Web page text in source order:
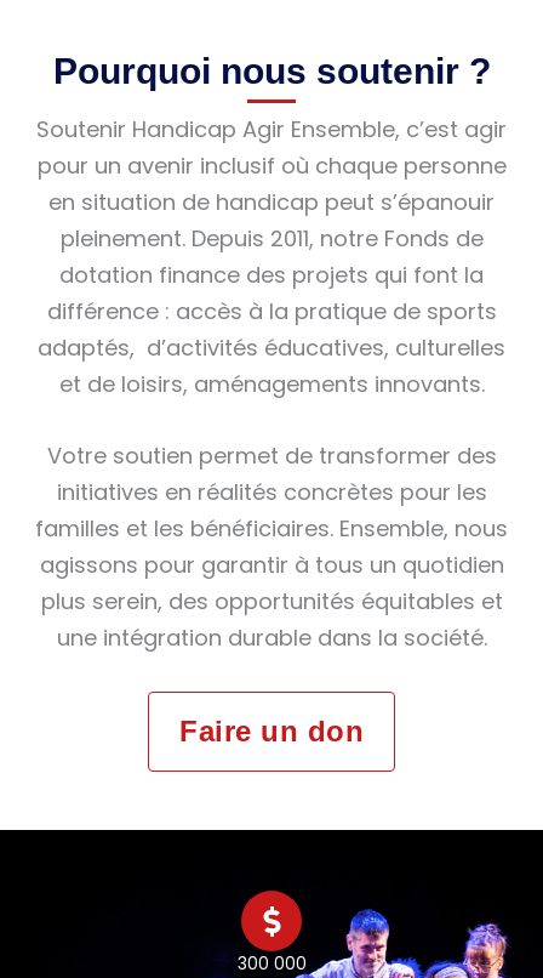
Pourquoi nous soutenir ?
Soutenir Handicap Agir Ensemble, c’est agir
pour un avenir inclusif où chaque personne
en situation de handicap peut s’épanouir
pleinement. Depuis 2011, notre Fonds de
dotation finance des projets qui font la
différence : accès à la pratique de sports
adaptés, d’activités éducatives, culturelles
et de loisirs, aménagements innovants.
Votre soutien permet de transformer des
initiatives en réalités concrètes pour les
familles et les bénéficiaires. Ensemble, nous
agissons pour garantir à tous un quotidien
plus serein, des opportunités équitables et
une intégration durable dans la société.
Faire un don
300 000